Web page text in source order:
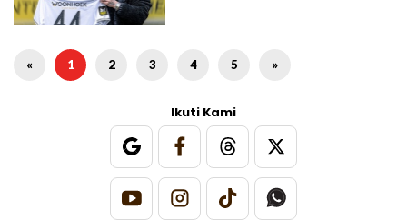
« 1 2 3 4 5 »
Ikuti Kami